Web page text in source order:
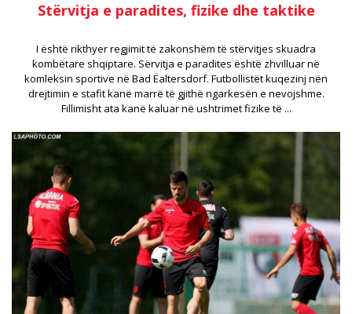
Stërvitja e paradites, fizike dhe taktike
I është rikthyer regjimit të zakonshëm të stërvitjes skuadra
kombëtare shqiptare. Sërvitja e paradites është zhvilluar në
komleksin sportive në Bad Ëaltersdorf. Futbollistët kuqezinj nën
drejtimin e stafit kanë marrë të gjithë ngarkesën e nevojshme.
Fillimisht ata kanë kaluar në ushtrimet fizike të ...